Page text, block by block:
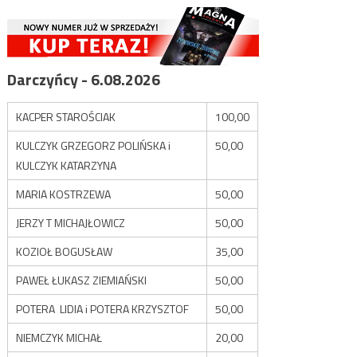
Darczyńcy - 6.08.2026
KACPER STAROŚCIAK
100,00
KULCZYK GRZEGORZ POLIŃSKA i
KULCZYK KATARZYNA
50,00
MARIA KOSTRZEWA
50,00
JERZY T MICHAJŁOWICZ
50,00
KOZIOŁ BOGUSŁAW
35,00
PAWEŁ ŁUKASZ ZIEMIAŃSKI
50,00
POTERA LIDIA i POTERA KRZYSZTOF
50,00
NIEMCZYK MICHAŁ
20,00